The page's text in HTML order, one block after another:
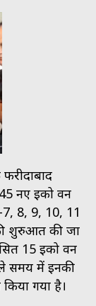
नए ईको वन
8, 9, 10, 11
शुरुआत की जा
15 ईको वन
समय में इनकी
गया है।